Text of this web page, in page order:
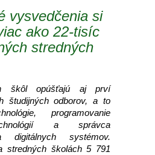
vysvedčenia si
ako 22-tisíc
stredných
škôl opúšťajú aj prví
študijných odborov, a to
programovanie
a správca
digitálnych systémov.
stredných školách 5 791